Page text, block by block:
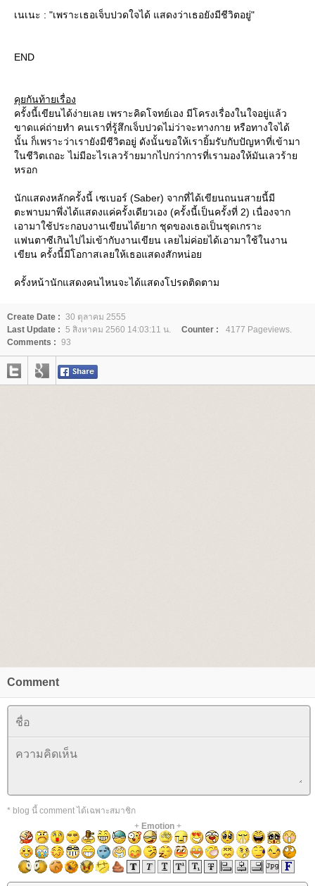
เนเนะ : "เพราะเธอเจ็บปวดใจได้ แสดงว่าเธอยังมีชีวิตอยู่"
END
คุยกันท้ายเรื่อง
ครั้งนี้เขียนได้ง่ายเลย เพราะคิดโจทย์เอง มีโครงเรื่องในใจอยู่แล้ว
ขาดแค่ถ่ายทำ คนเราที่รู้สึกเจ็บปวดไม่ว่าจะทางกาย หรือทางใจได้
นั้น ก็เพราะว่าเรายังมีชีวิตอยู่ ดังนั้นขอให้เรายิ้มรับกับปัญหาที่เข้ามา
นชีวิตเถอะ ไม่มีอะไรเลวร้ายมากไปกว่าการที่เรามองให้มันเลวร้า
หรอก
นักแสดงหลักครั้งนี้ เซเบอร์ (Saber) จากที่ได้เขียนถนนสายนี้มี
ตะพาบมาพึ่งได้แสดงแค่ครั้งเดียวเอง (ครั้งนี้เป็นครั้งที่ 2) เนื่องจาก
เอามาใช้ประกอบงานเขียนได้ยาก ชุดของเธอเป็นชุดเกราะ
ฟนตาซีเกินไปไม่เข้ากับงานเขียน เลยไม่ค่อยได้เอามาใช้ในงาน
เขียน ครั้งนี้มีโอกาสเลยให้เธอแสดงสักหน่อ
ครั้งหน้านักแสดงคนไหนจะได้แสดงโปรดติดตาม
Create Date : 30 ตุลาคม 2555
Last Update : 5 สิงหาคม 2560 14:03:11 น. Counter :
4177 Pageviews.
Comments : 93
Comment
* blog นี้ comment ได้เฉพาะสมาชิก
+ Emotion+